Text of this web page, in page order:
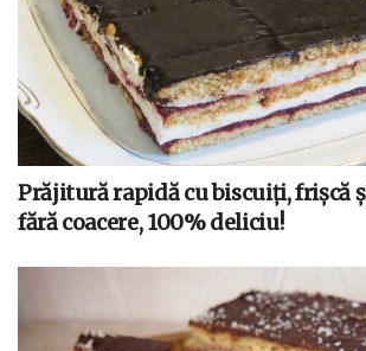
Prăjitură rapidă cu biscuiți, frișcă
fără coacere, 100% deliciu!